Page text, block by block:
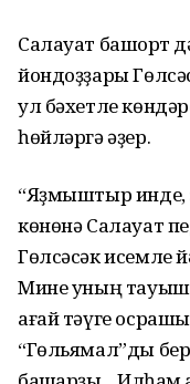
Салауат башҡорт
йондоҙҙары
ул бәхетле
һөйләргә әҙер.
“Яҙмыштыр
көнөнә Салауат
Гөлсәсәк исемле
Мине уның
ағай тәүге
“Гөльямал”ды